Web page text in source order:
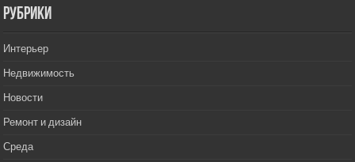
РУбрики
Интерьер
Недвижимость
Новости
Ремонт и дизайн
Среда